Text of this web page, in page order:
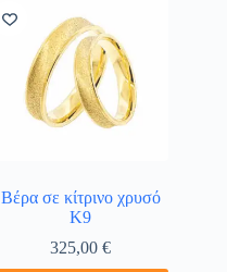
Βέρα σε κίτρινο χρυσό
Κ9
325,00€